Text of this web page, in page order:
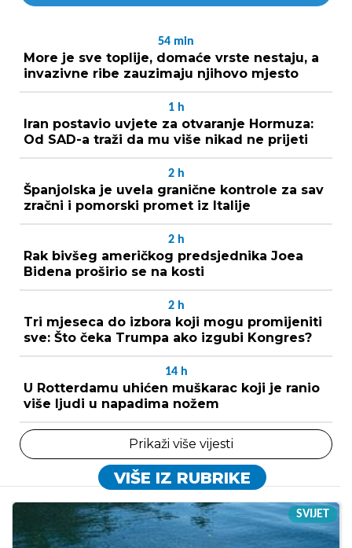
54 min
More je sve toplije, domaće vrste nestaju, a
invazivne ribe zauzimaju njihovo mjesto
1 h
Iran postavio uvjete za otvaranje Hormuza:
Od SAD-a traži da mu više nikad ne prijeti
2 h
Španjolska je uvela granične kontrole za sav
zračni i pomorski promet iz Italije
2 h
Rak bivšeg američkog predsjednika Joea
Bidena proširio se na kosti
2 h
Tri mjeseca do izbora koji mogu promijeniti
sve: Što čeka Trumpa ako izgubi Kongres?
14 h
U Rotterdamu uhićen muškarac koji je ranio
više ljudi u napadima nožem
Prikaži više vijesti
VIŠE IZ RUBRIKE
SVIJET